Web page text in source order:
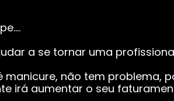
a se tornar uma
manicure, não tem problema,
irá aumentar o seu